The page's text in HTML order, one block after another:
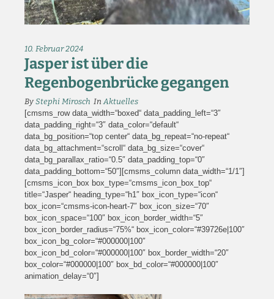
10. Februar 2024
Jasper ist über die
Regenbogenbrücke gegangen
By Stephi Mirosch InAktuelles
[cmsms_row data_width=“boxed“ data_padding_left=“3″
data_padding_right=“3″ data_color=“default“
data_bg_position=“top center“ data_bg_repeat=“no-repeat“
data_bg_attachment=“scroll“ data_bg_size=“cover“
data_bg_parallax_ratio=“0.5″ data_padding_top=“0″
data_padding_bottom=“50″][cmsms_column data_width=“1/1″]
[cmsms_icon_box box_type=“cmsms_icon_box_top“
title=“Jasper“ heading_type=“h1″ box_icon_type=“icon“
box_icon=“cmsms-icon-heart-7″ box_icon_size=“70″
box_icon_space=“100″ box_icon_border_width=“5″
box_icon_border_radius=“75%“ box_icon_color=“#39726e|100″
box_icon_bg_color=“#000000|100″
box_icon_bd_color=“#000000|100″ box_border_width=“20″
box_color=“#000000|100″ box_bd_color=“#000000|100″
animation_delay=“0″]